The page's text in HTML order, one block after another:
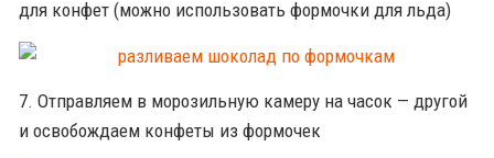
для конфет (можно использовать формочки для льда)
7. Отправляем в морозильную камеру на часок — другой
и освобождаем конфеты из формочек